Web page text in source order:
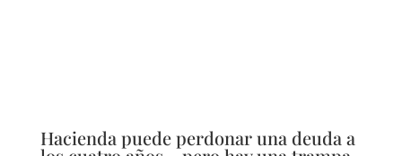
Hacienda puede perdonar una deuda a